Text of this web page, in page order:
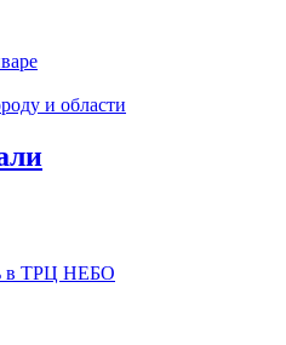
и области
в ТРЦ НЕБО